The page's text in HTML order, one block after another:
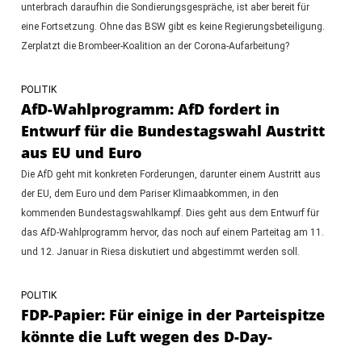
unterbrach daraufhin die Sondierungsgespräche, ist aber bereit für
eine Fortsetzung. Ohne das BSW gibt es keine Regierungsbeteiligung.
Zerplatzt die Brombeer-Koalition an der Corona-Aufarbeitung?
POLITIK
AfD-Wahlprogramm: AfD fordert in
Entwurf für die Bundestagswahl Austritt
aus EU und Euro
Die AfD geht mit konkreten Forderungen, darunter einem Austritt aus
der EU, dem Euro und dem Pariser Klimaabkommen, in den
kommenden Bundestagswahlkampf. Dies geht aus dem Entwurf für
das AfD-Wahlprogramm hervor, das noch auf einem Parteitag am 11.
und 12. Januar in Riesa diskutiert und abgestimmt werden soll.
POLITIK
FDP-Papier: Für einige in der Parteispitze
könnte die Luft wegen des D-Day-